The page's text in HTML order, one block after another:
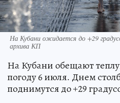
На Кубани ожидается до +29
архива КП
На Кубани обещают
погоду 6 июля. Днем
поднимутся до +29